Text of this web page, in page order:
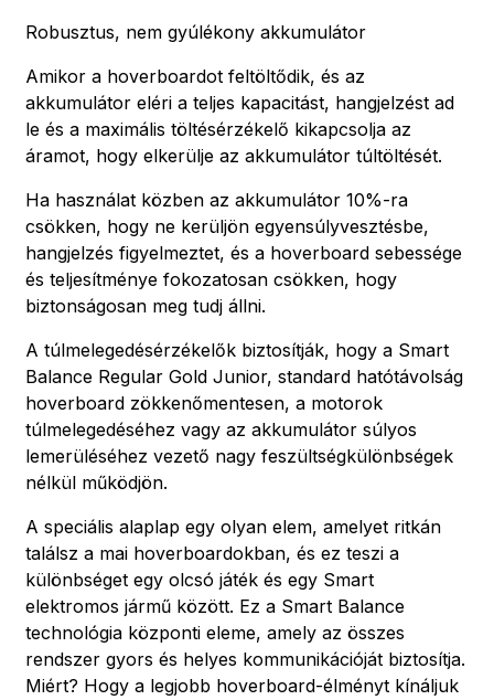
Robusztus, nem gyúlékony akkumulátor
Amikor a hoverboardot feltöltődik, és az
akkumulátor eléri a teljes kapacitást, hangjelzést ad
le és a maximális töltésérzékelő kikapcsolja az
áramot, hogy elkerülje az akkumulátor túltöltését.
Ha használat közben az akkumulátor 10%-ra
csökken, hogy ne kerüljön egyensúlyvesztésbe,
hangjelzés figyelmeztet, és a hoverboard sebessége
és teljesítménye fokozatosan csökken, hogy
biztonságosan meg tudj állni.
A túlmelegedésérzékelők biztosítják, hogy a Smart
Balance Regular Gold Junior, standard hatótávolság
hoverboard zökkenőmentesen, a motorok
túlmelegedéséhez vagy az akkumulátor súlyos
lemerüléséhez vezető nagy feszültségkülönbségek
nélkül működjön.
A speciális alaplap egy olyan elem, amelyet ritkán
találsz a mai hoverboardokban, és ez teszi a
különbséget egy olcsó játék és egy Smart
elektromos jármű között. Ez a Smart Balance
technológia központi eleme, amely az összes
rendszer gyors és helyes kommunikációját biztosítja.
Miért? Hogy a legjobb hoverboard-élményt kínáljuk